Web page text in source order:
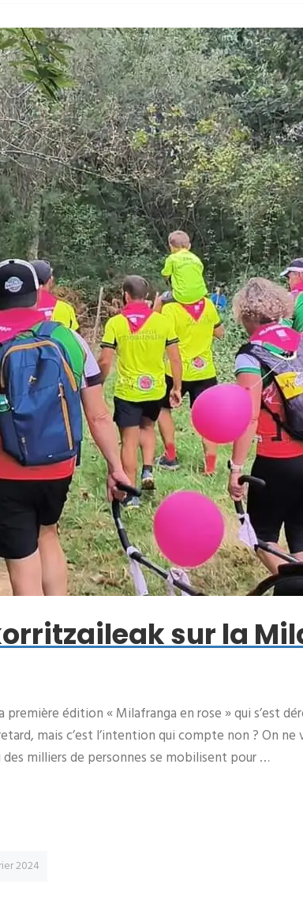
sur la
première édition « Milafranga en rose » qui s’est
mais c’est l’intention qui compte non ? On ne
milliers de personnes se mobilisent pour …
2024